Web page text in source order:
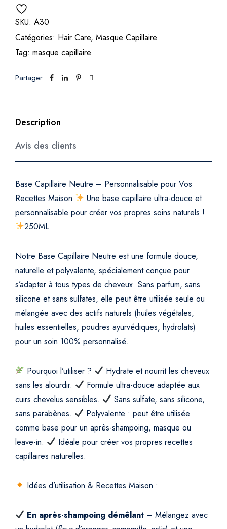
e
u
r
o
n
n
i
s
l
e
q
u
n
t
y
SKU: A30
Catégories: Hair Care, Masque Capillaire
Tag: masque capillaire
Partager:
Description
Avis des clients
Base Capillaire Neutre – Personnalisable pour Vos
Recettes Maison
Une base capillaire ultra-douce et
personnalisable pour créer vos propres soins naturels !
250ML
Notre Base Capillaire Neutre est une formule douce,
naturelle et polyvalente, spécialement conçue pour
s’adapter à tous types de cheveux. Sans parfum, sans
silicone et sans sulfates, elle peut être utilisée seule ou
mélangée avec des actifs naturels (huiles végétales,
huiles essentielles, poudres ayurvédiques, hydrolats)
pour un soin 100% personnalisé.
Pourquoi l’utiliser ?
Hydrate et nourrit les cheveux
sans les alourdir.
Formule ultra-douce adaptée aux
cuirs chevelus sensibles.
Sans sulfate, sans silicone,
sans parabènes.
Polyvalente : peut être utilisée
comme base pour un après-shampoing, masque ou
leave-in.
Idéale pour créer vos propres recettes
capillaires naturelles.
Idées d’utilisation & Recettes Maison :
En après-shampoing démêlant – Mélangez avec